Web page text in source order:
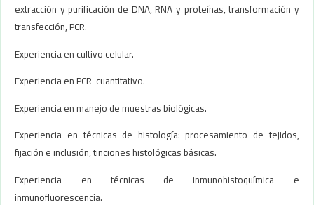
extracción y purificación de DNA, RNA y proteínas, transformación y
transfección, PCR.
Experiencia en cultivo celular.
Experiencia en PCR cuantitativo.
Experiencia en manejo de muestras biológicas.
Experiencia en técnicas de histología: procesamiento de tejidos,
fijación e inclusión, tinciones histológicas básicas.
Experiencia en técnicas de inmunohistoquímica e
inmunofluorescencia.